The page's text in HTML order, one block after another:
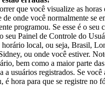
que você visualize as
de onde você normalmente se
programou. Se esse é o seu
seu Painel de Controle do
horário local, ou seja, Brasil,
ou onde você estiver.
bem como a maior parte
a usuários registrados. Se você
é hora para que se registre no